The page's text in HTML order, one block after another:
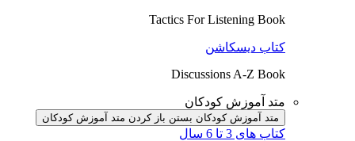
Tactics For Listening Book
کتاب دیسکاشن
Discussions A-Z Book
متد آموزش کودکان
متد آموزش کودکان بستن باز کردن متد آموزش کودکان
کتاب های 3 تا 6 سال